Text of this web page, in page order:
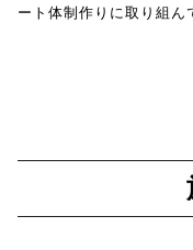
ート体制作りに取り組ん